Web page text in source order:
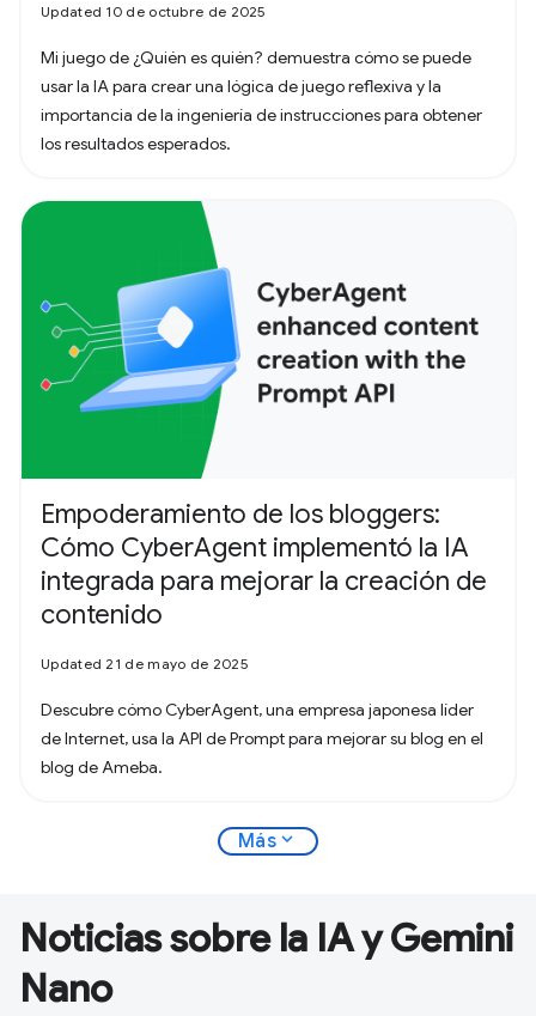
Updated 10 de octubre de 2025
Mi juego de ¿Quién es quién? demuestra cómo se puede
usar la IA para crear una lógica de juego reflexiva y la
importancia de la ingeniería de instrucciones para obtener
los resultados esperados.
Empoderamiento de los bloggers:
Cómo CyberAgent implementó la IA
integrada para mejorar la creación de
contenido
Updated 21 de mayo de 2025
Descubre cómo CyberAgent, una empresa japonesa líder
de Internet, usa la API de Prompt para mejorar su blog en el
blog de Ameba.
Más expand_more
Noticias sobre la IA y Gemini
Nano